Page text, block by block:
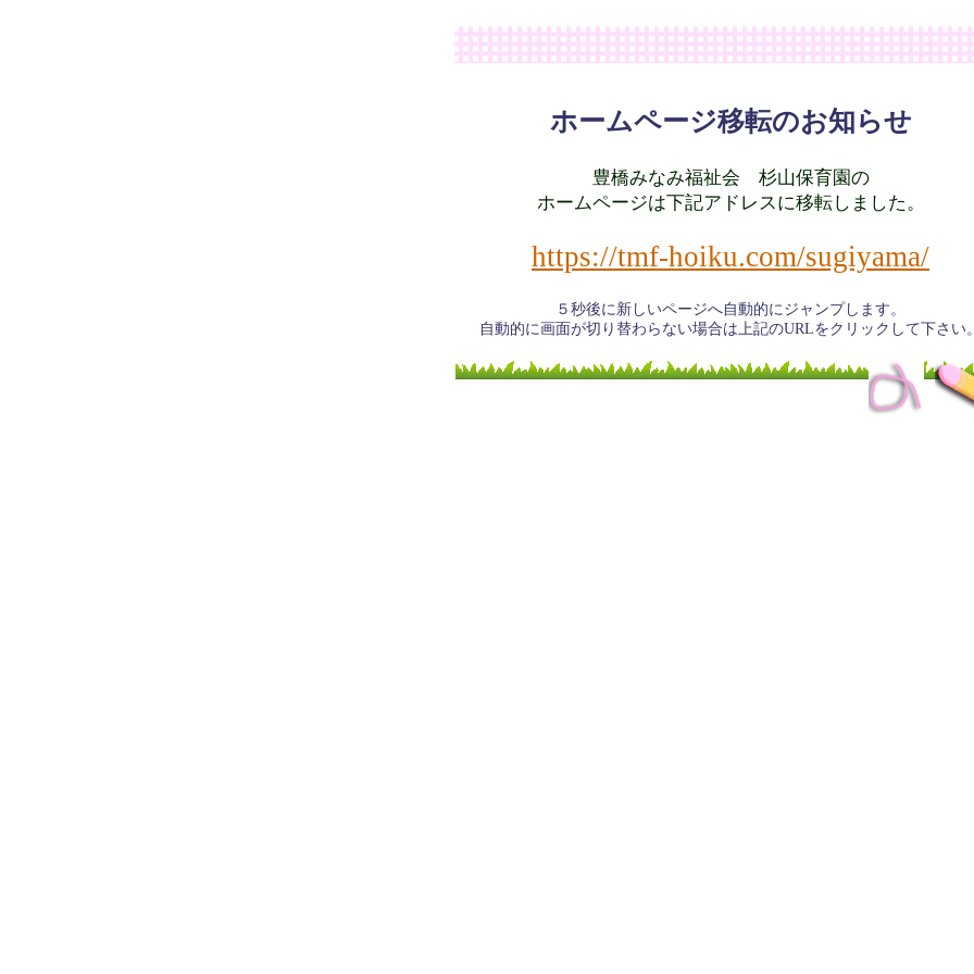
ホームページ移転のお知らせ
豊橋みなみ福祉会 杉山保育園の
ホームページは下記アドレスに移転しました。
https://tmf-hoiku.com/sugiyama/
５秒後に新しいページへ自動的にジャンプします。
自動的に画面が切り替わらない場合は上記のURLをクリックして下さい